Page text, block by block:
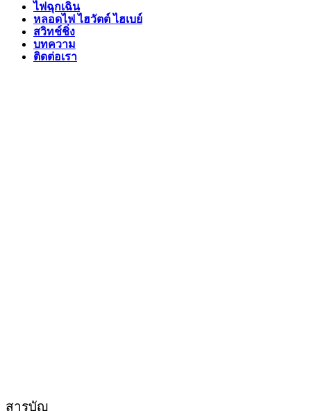
ไฟฉุกเฉิน
หลอดไฟ ไฮวัตต์ ไฮเบย์
สวิทช์ชิ่ง
บทความ
ติดต่อเรา
สารบัญ